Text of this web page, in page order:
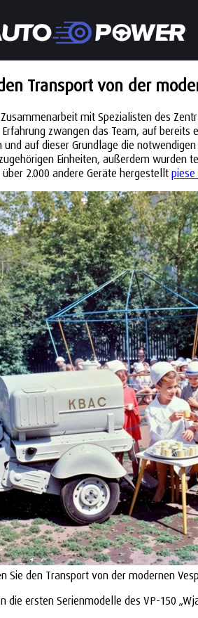
Transport von der
mit Spezialisten des
zwangen das Team, auf bereits
auf dieser Grundlage die
Einheiten, außerdem wurden
2.000 andere Geräte hergestellt
Sie den Transport von der modernen
ersten Serienmodelle des VP-150